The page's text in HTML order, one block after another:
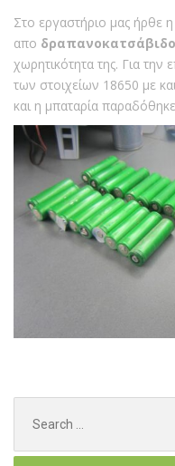
Στο εργαστήριο μας ήρθε
απο δραπανοκατσάβιδο
χωρητικότητα της. Για την
των στοιχείων 18650 με
και η μπαταρία
for: